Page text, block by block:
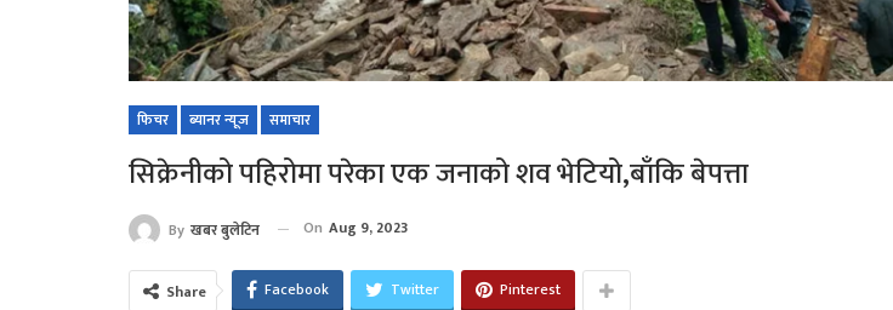
फिचर ब्यानर न्यूज समाचार
सिक्रेनीको पहिरोमा परेका एक जनाको‌ शव भेटियो,बाँकि बेपत्ता
By खबर बुलेटिन On Aug 9, 2023
Share Facebook Twitter Pinterest